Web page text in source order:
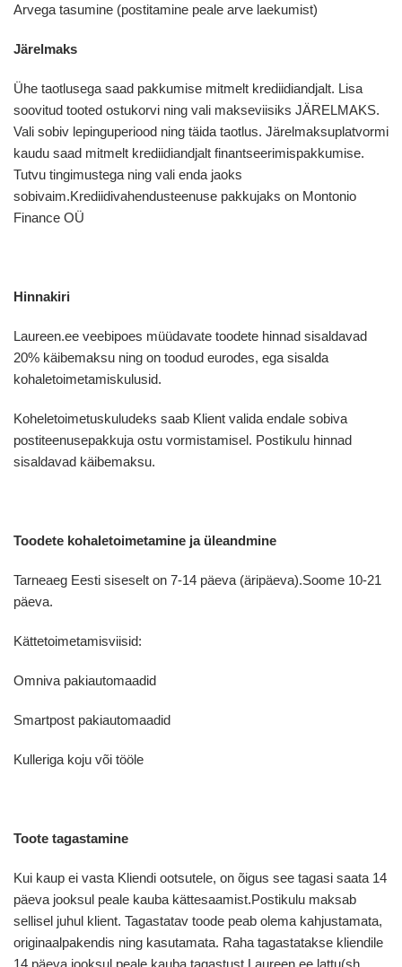
Arvega tasumine (postitamine peale arve laekumist)
Järelmaks
Ühe taotlusega saad pakkumise mitmelt krediidiandjalt. Lisa
soovitud tooted ostukorvi ning vali makseviisiks JÄRELMAKS.
Vali sobiv lepinguperiood ning täida taotlus. Järelmaksuplatvormi
kaudu saad mitmelt krediidiandjalt finantseerimispakkumise.
Tutvu tingimustega ning vali enda jaoks
sobivaim.Krediidivahendusteenuse pakkujaks on Montonio
Finance OÜ
Hinnakiri
Laureen.ee veebipoes müüdavate toodete hinnad sisaldavad
20% käibemaksu ning on toodud eurodes, ega sisalda
kohaletoimetamiskulusid.
Koheletoimetuskuludeks saab Klient valida endale sobiva
postiteenusepakkuja ostu vormistamisel. Postikulu hinnad
sisaldavad käibemaksu.
Toodete kohaletoimetamine ja üleandmine
Tarneaeg Eesti siseselt on 7-14 päeva (äripäeva).Soome 10-21
päeva.
Kättetoimetamisviisid:
Omniva pakiautomaadid
Smartpost pakiautomaadid
Kulleriga koju või tööle
Toote tagastamine
Kui kaup ei vasta Kliendi ootsutele, on õigus see tagasi saata 14
päeva jooksul peale kauba kättesaamist.Postikulu maksab
sellisel juhul klient. Tagastatav toode peab olema kahjustamata,
originaalpakendis ning kasutamata. Raha tagastatakse kliendile
14 päeva jooksul peale kauba tagastust Laureen.ee lattu(sh